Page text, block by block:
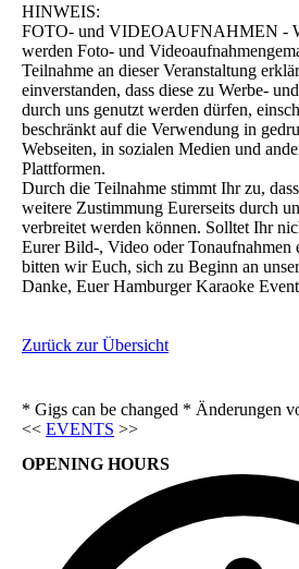
HINWEIS:
FOTO- und VIDEOAUFNAHMEN -
werden Foto- und
Teilnahme an dieser Veranstaltung
einverstanden, dass diese zu Werbe-
durch uns genutzt werden dürfen,
beschränkt auf die Verwendung in
Webseiten, in sozialen Medien und
Plattformen.
Durch die Teilnahme stimmt Ihr zu,
weitere Zustimmung Eurerseits durch
verbreitet werden können. Solltet Ihr
Eurer Bild-, Video oder Tonaufnahmen
bitten wir Euch, sich zu Beginn an
Danke, Euer Hamburger Karaoke
Zurück zur Übersicht
* Gigs can be changed * Änderungen
<< EVENTS >>
OPENING HOURS